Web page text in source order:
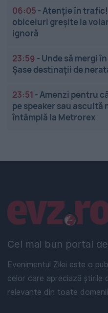
06:05 -Atenție în
obiceiuri greșite la
ignoră
23:59 - Unde să mergi
Șase destinații de
23:51 -Amenzi pentru
pe speaker sau ascultă
întâmplă la Metrorex
Cel mai bun portal
Evenimentul Zilei este o
celor care apreciază știrile
relevante din toate
Linkuri utile